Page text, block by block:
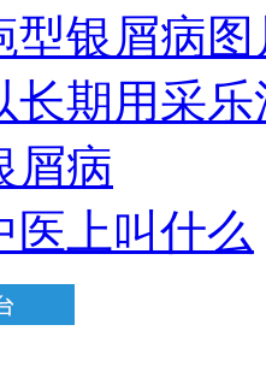
型银屑病图
长期用采乐
屑病
医上叫什么